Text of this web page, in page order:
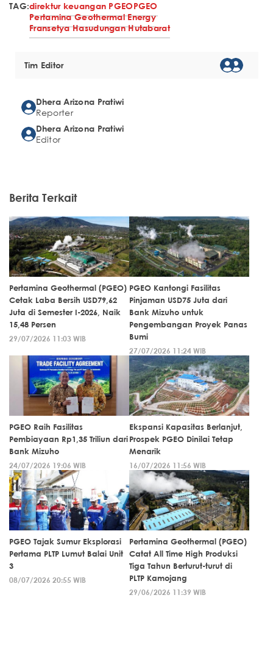
TAG:direktur keuangan PGEOPGEO
Pertamina Geothermal Energy
Fransetya Hasudungan Hutabarat
Tim Editor
Dhera Arizona Pratiwi
Reporter
Dhera Arizona Pratiwi
Editor
Berita Terkait
Pertamina Geothermal (PGEO)
Cetak Laba Bersih USD79,62
Juta di Semester I-2026, Naik
15,48 Persen
29/07/2026 11:03 WIB
PGEO Kantongi Fasilitas
Pinjaman USD75 Juta dari
Bank Mizuho untuk
Pengembangan Proyek Panas
Bumi
27/07/2026 11:24 WIB
PGEO Raih Fasilitas
Pembiayaan Rp1,35 Triliun dari
Bank Mizuho
24/07/2026 19:06 WIB
Ekspansi Kapasitas Berlanjut,
Prospek PGEO Dinilai Tetap
Menarik
16/07/2026 11:56 WIB
PGEO Tajak Sumur Eksplorasi
Pertama PLTP Lumut Balai Unit
3
08/07/2026 20:55 WIB
Pertamina Geothermal (PGEO)
Catat All Time High Produksi
Tiga Tahun Berturut-turut di
PLTP Kamojang
29/06/2026 11:39 WIB